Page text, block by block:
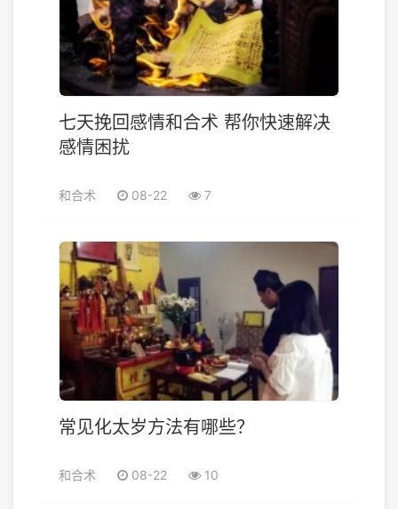
七天挽回感情和合术 帮你快速解决
感情困扰
和合术 08-22 7
常见化太岁方法有哪些？
和合术 08-22 10